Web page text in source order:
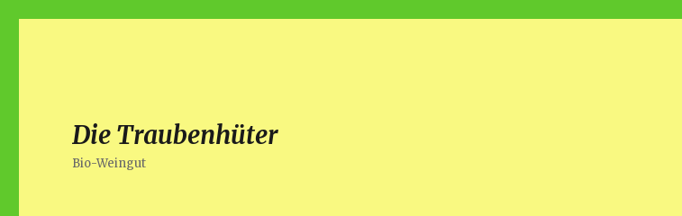
Die Traubenhüter
Bio-Weingut